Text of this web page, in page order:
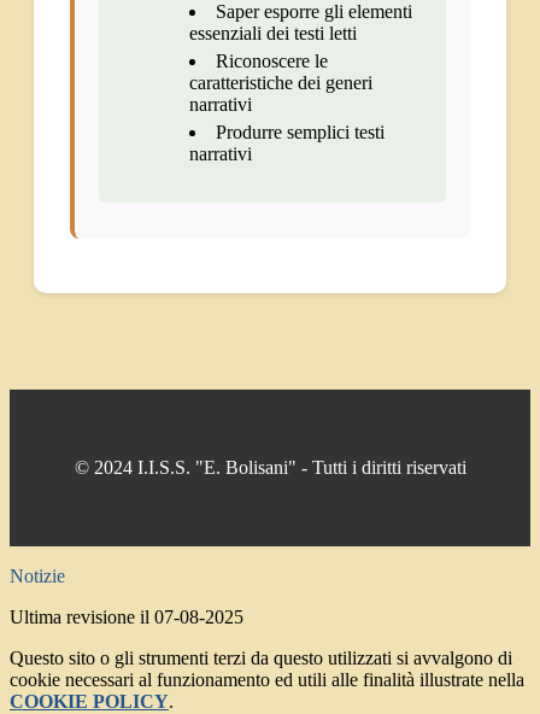
Saper esporre gli elementi
essenziali dei testi letti
Riconoscere le
caratteristiche dei generi
narrativi
Produrre semplici testi
narrativi
© 2024 I.I.S.S. "E. Bolisani" - Tutti i diritti riservati
Notizie
Ultima revisione il 07-08-2025
Questo sito o gli strumenti terzi da questo utilizzati si avvalgono di
cookie necessari al funzionamento ed utili alle finalità illustrate nella
COOKIE POLICY.